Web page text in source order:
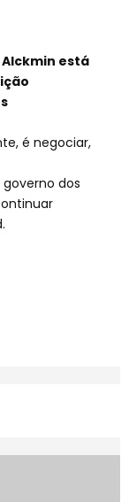
está
é negociar,
dos